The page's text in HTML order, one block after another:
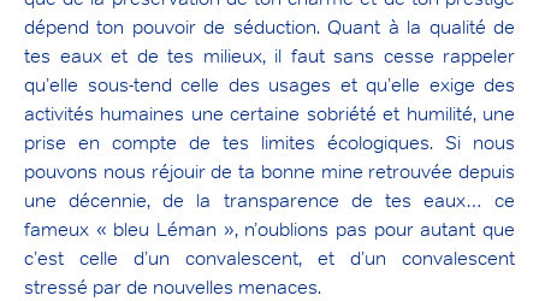
dépend ton pouvoir de séduction. Quant à la qualité de
tes eaux et de tes milieux, il faut sans cesse rappeler
qu’elle sous-tend celle des usages et qu’elle exige des
activités humaines une certaine sobriété et humilité, une
prise en compte de tes limites écologiques. Si nous
pouvons nous réjouir de ta bonne mine retrouvée depuis
une décennie, de la transparence de tes eaux… ce
fameux « bleu Léman », n’oublions pas pour autant que
c’est celle d’un convalescent, et d’un convalescent
stressé par de nouvelles menaces.